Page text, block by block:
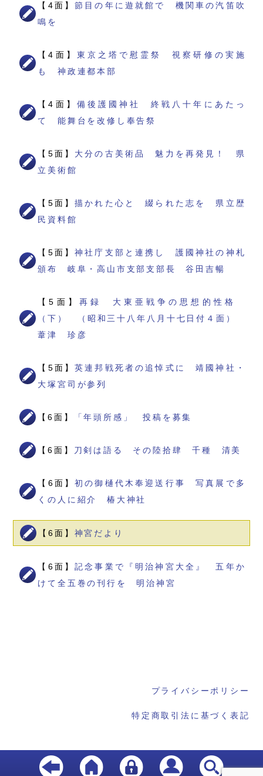
【4面】節目の年に遊就館で 機関車の汽笛吹
鳴を
【4面】 東京之塔で慰霊祭 視察研修の実施
も 神政連都本部
【4面】 備後護國神社 終戦八十年にあたっ
て 能舞台を改修し奉告祭
【5面】 大分の古美術品 魅力を再発見！ 県
立美術館
【5面】描かれた心と 綴られた志を 県立歴
民資料館
【5面】神社庁支部と連携し 護國神社の神札
頒布 岐阜・高山市支部支部長 谷田吉暢
【5面】 再録 大東亜戦争の思想的性格
（下） （昭和三十八年八月十七日付４面）
葦津 珍彦
【5面】英連邦戦死者の追悼式に 靖國神社・
大塚宮司が参列
【6面】 「年頭所感」 投稿を募集
【6面】 刀剣は語る その陸拾肆 千種 清美
【6面】初の御樋代木奉迎送行事 写真展で多
くの人に紹介 椿大神社
【6面】 神宮だより
【6面】記念事業で『明治神宮大全』 五年か
けて全五巻の刊行を 明治神宮
プライバシーポリシー
特定商取引法に基づく表記